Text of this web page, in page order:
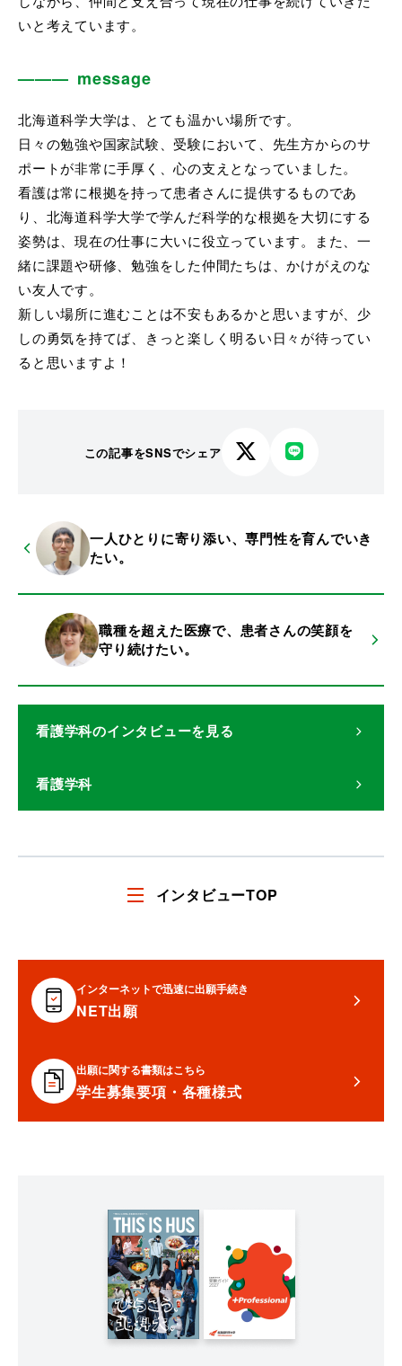
いと考えています。
message
北海道科学大学は、とても温かい場所です。
日々の勉強や国家試験、受験において、先生方からのサ
ポートが非常に手厚く、心の支えとなっていました。
看護は常に根拠を持って患者さんに提供するものであ
り、北海道科学大学で学んだ科学的な根拠を大切にする
姿勢は、現在の仕事に大いに役立っています。また、一
緒に課題や研修、勉強をした仲間たちは、かけがえのな
い友人です。
新しい場所に進むことは不安もあるかと思いますが、少
しの勇気を持てば、きっと楽しく明るい日々が待ってい
ると思いますよ！
この記事をSNSでシェア
X
ア
る
LINE
ア
る
一人ひとりに寄り添い、専門性を育んでいき
たい。
職種を超えた医療で、患者さんの笑顔を
守り続けたい。
看護学科のインタビューを見る
看護学科
インタビューTOP
インターネットで迅速に出願手続き
NET出願
出願に関する書類はこちら
学生募集要項・各種様式